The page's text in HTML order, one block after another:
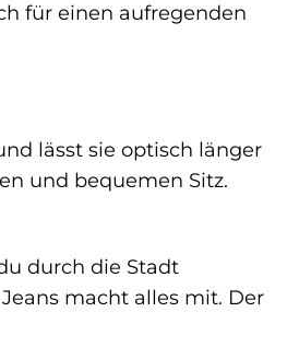
für einen aufregenden
lässt sie optisch länger
und bequemen Sitz.
durch die Stadt
macht alles mit. Der